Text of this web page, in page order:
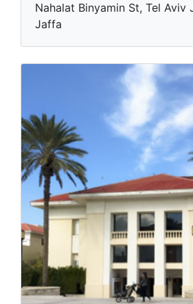
Nahalat Binyamin St, Tel Aviv
Jaffa